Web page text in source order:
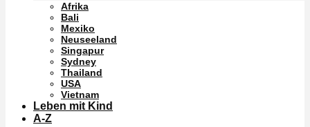
Afrika
Bali
Mexiko
Neuseeland
Singapur
Sydney
Thailand
USA
Vietnam
Leben mit Kind
A-Z